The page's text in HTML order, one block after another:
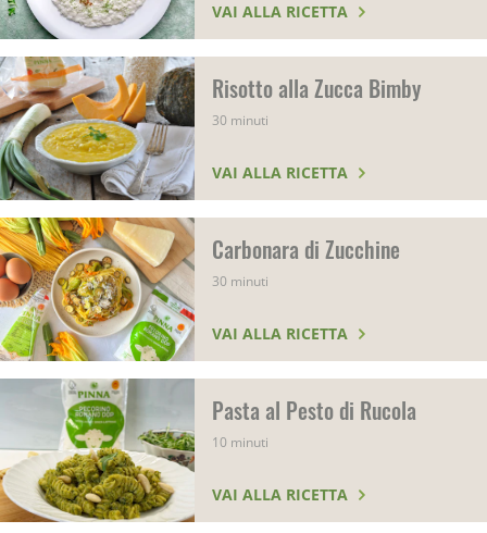
VAI ALLA RICETTA
Risotto alla Zucca Bimby
30 minuti
VAI ALLA RICETTA
Carbonara di Zucchine
30 minuti
VAI ALLA RICETTA
Pasta al Pesto di Rucola
10 minuti
VAI ALLA RICETTA